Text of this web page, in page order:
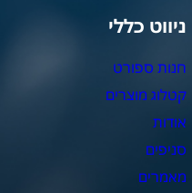
ניווט כללי
חנות ספורט
קטלוג מוצרים
אודות
סניפים
מאמרים